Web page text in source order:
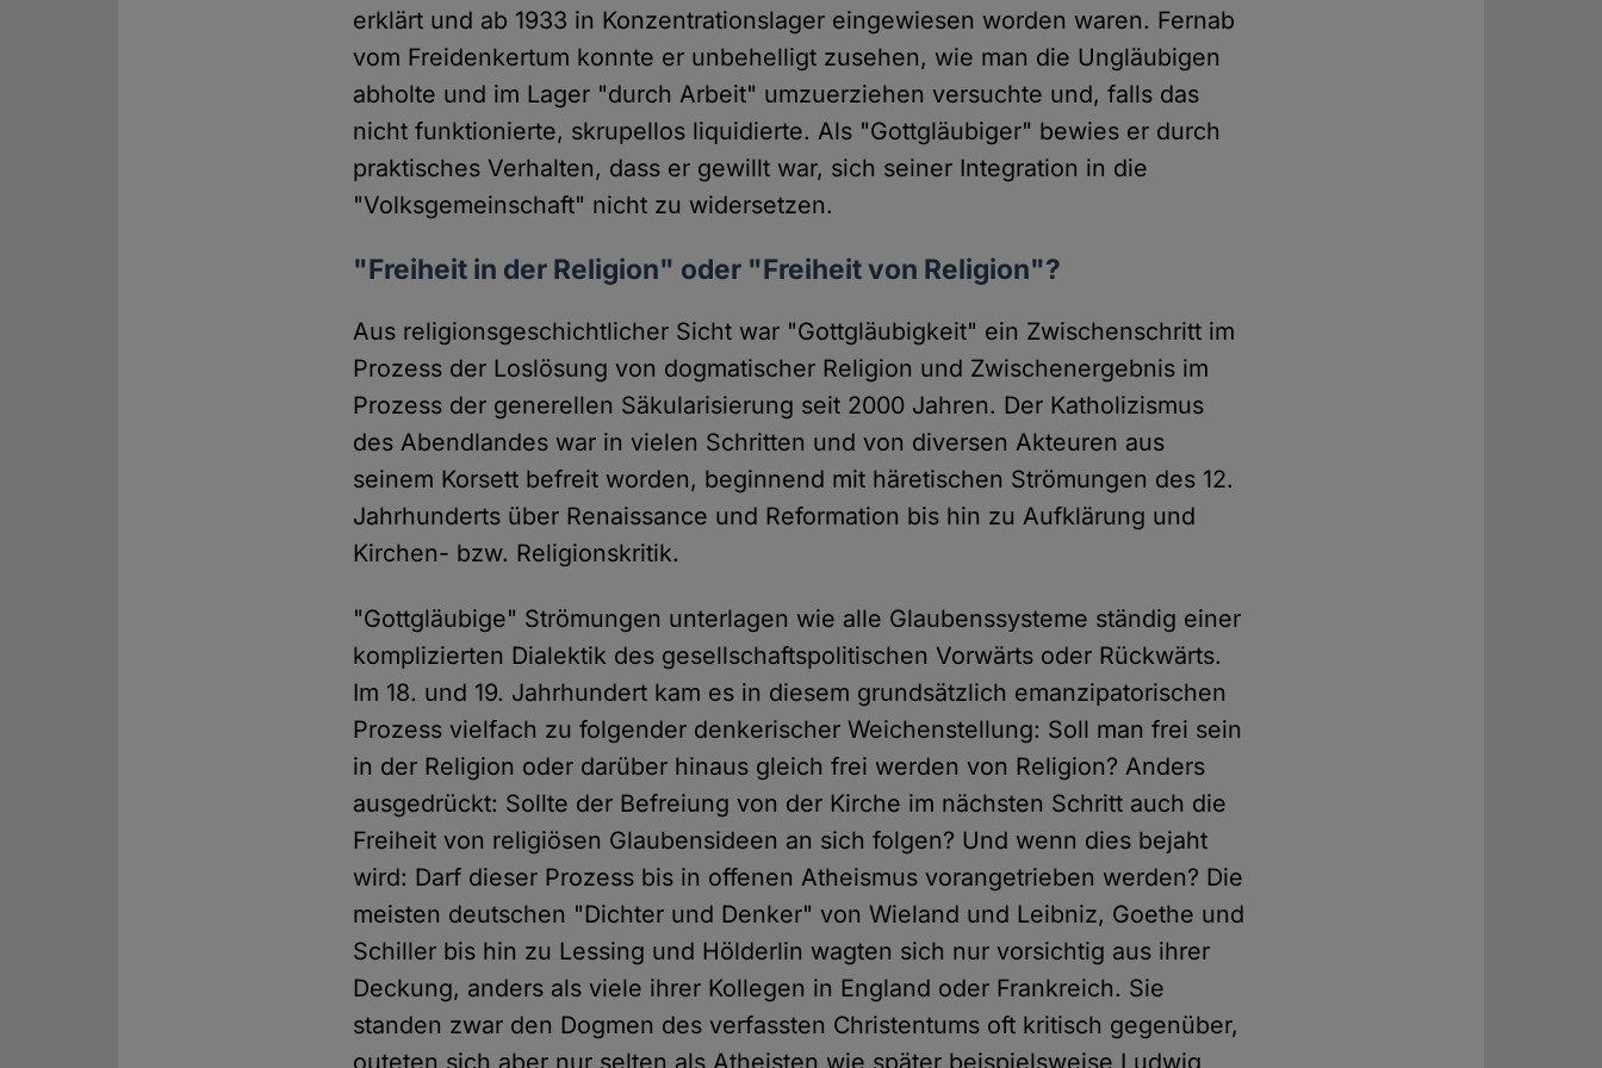
erklärt und ab 1933 in Konzentrationslager eingewiesen worden waren. Fernab
vom Freidenkertum konnte er unbehelligt zusehen, wie man die Ungläubigen
abholte und im Lager "durch Arbeit" umzuerziehen versuchte und, falls das
nicht funktionierte, skrupellos liquidierte. Als "Gottgläubiger" bewies er durch
praktisches Verhalten, dass er gewillt war, sich seiner Integration in die
"Volksgemeinschaft" nicht zu widersetzen.
"Freiheit in der Religion" oder "Freiheit von Religion"?
Aus religionsgeschichtlicher Sicht war "Gottgläubigkeit" ein Zwischenschritt im
Prozess der Loslösung von dogmatischer Religion und Zwischenergebnis im
Prozess der generellen Säkularisierung seit 2000 Jahren. Der Katholizismus
des Abendlandes war in vielen Schritten und von diversen Akteuren aus
seinem Korsett befreit worden, beginnend mit häretischen Strömungen des 12.
Jahrhunderts über Renaissance und Reformation bis hin zu Aufklärung und
Kirchen- bzw. Religionskritik.
"Gottgläubige" Strömungen unterlagen wie alle Glaubenssysteme ständig einer
komplizierten Dialektik des gesellschaftspolitischen Vorwärts oder Rückwärts.
Im 18. und 19. Jahrhundert kam es in diesem grundsätzlich emanzipatorischen
Prozess vielfach zu folgender denkerischer Weichenstellung: Soll man frei sein
in der Religion oder darüber hinaus gleich frei werden von Religion? Anders
ausgedrückt: Sollte der Befreiung von der Kirche im nächsten Schritt auch die
Freiheit von religiösen Glaubensideen an sich folgen? Und wenn dies bejaht
wird: Darf dieser Prozess bis in offenen Atheismus vorangetrieben werden? Die
meisten deutschen "Dichter und Denker" von Wieland und Leibniz, Goethe und
Schiller bis hin zu Lessing und Hölderlin wagten sich nur vorsichtig aus ihrer
Deckung, anders als viele ihrer Kollegen in England oder Frankreich. Sie
standen zwar den Dogmen des verfassten Christentums oft kritisch gegenüber,